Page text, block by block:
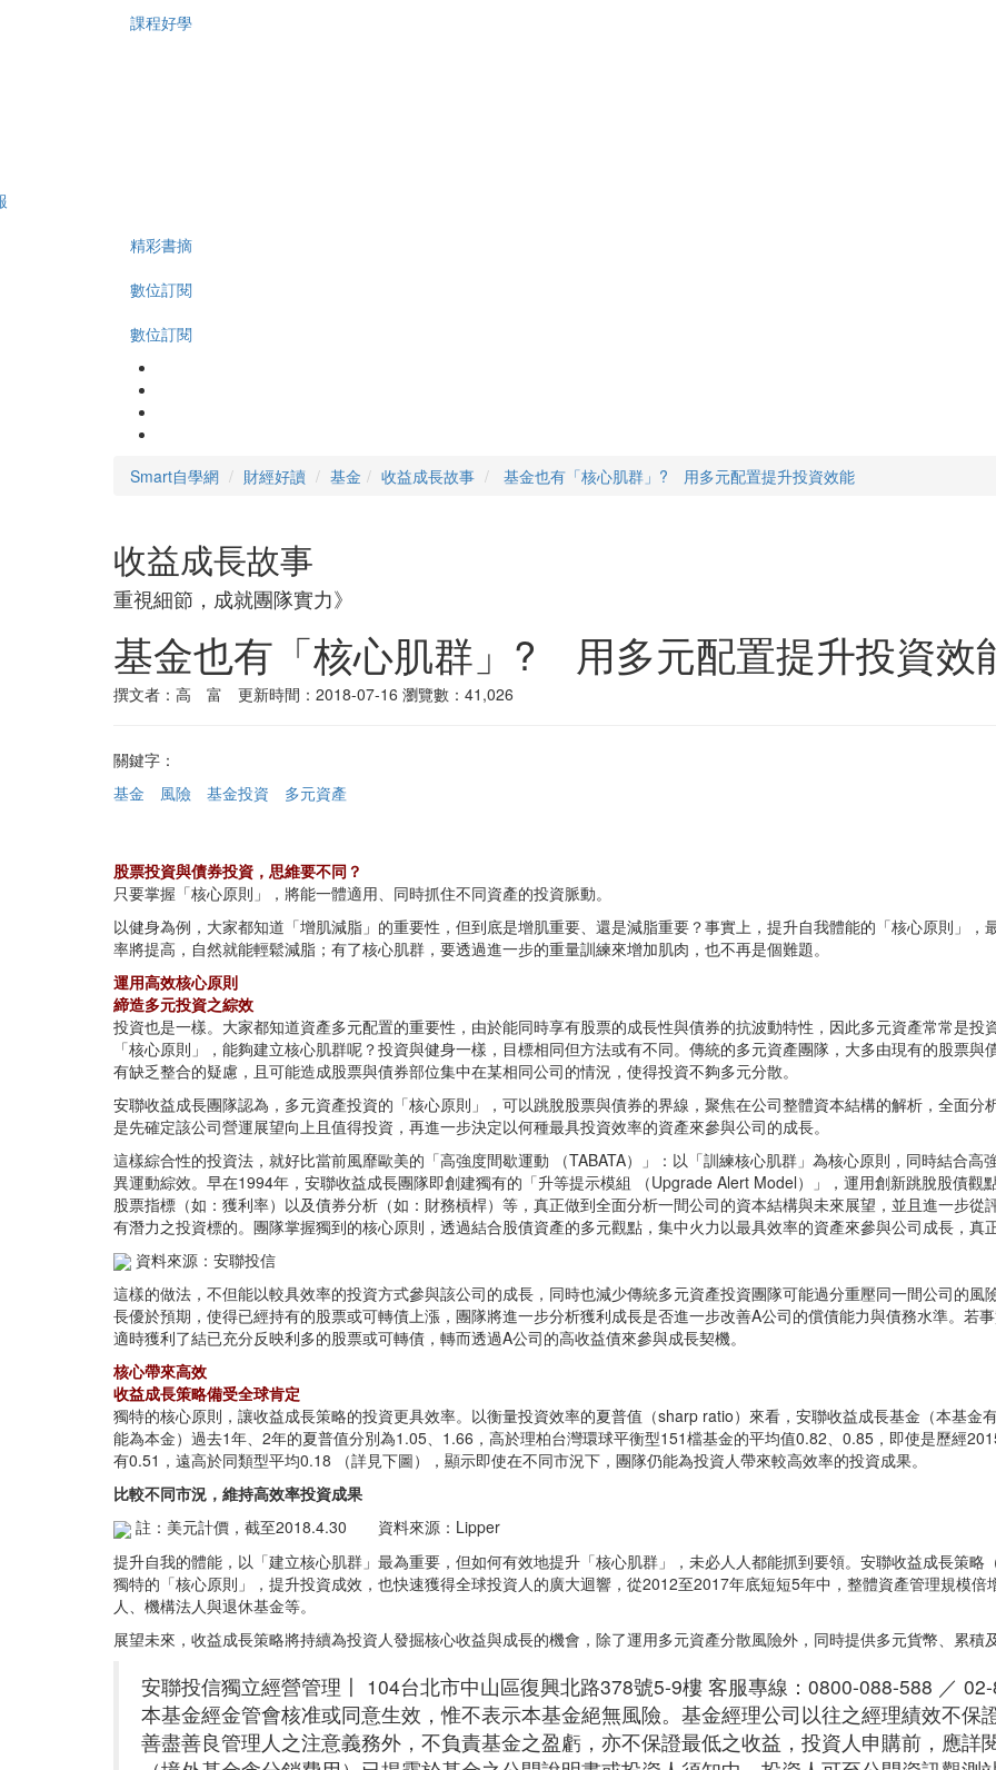
課程好學
精彩書摘
數位訂閱
數位訂閱
Smart自學網 財經好讀 基金 收益成長故事 基金也有「核心肌群」? 用多元配置提升投資效能
收益成長故事
重視細節，成就團隊實力》
基金也有「核心肌群」? 用多元配置提升投資效
撰文者：高 富 更新時間：2018-07-16 瀏覽數：41,026
關鍵字：
基金
風險 基金投資 多元資產
股票投資與債券投資，思維要不同？
只要掌握「核心原則」，將能一體適用、同時抓住不同資產的投資脈動。
以健身為例，大家都知道「增肌減脂」的重要性，但到底是增肌重要、還是減脂重要？事實上，提升自我體能的「核心原則」
率將提高，自然就能輕鬆減脂；有了核心肌群，要透過進一步的重量訓練來增加肌肉，也不再是個難題。
運用高效核心原則
締造多元投資之綜效
投資也是一樣。大家都知道資產多元配置的重要性，由於能同時享有股票的成長性與債券的抗波動特性，因此多元資產常常是
「核心原則」，能夠建立核心肌群呢？投資與健身一樣，目標相同但方法或有不同。傳統的多元資產團隊，大多由現有的股票
有缺乏整合的疑慮，且可能造成股票與債券部位集中在某相同公司的情況，使得投資不夠多元分散。
安聯收益成長團隊認為，多元資產投資的「核心原則」，可以跳脫股票與債券的界線，聚焦在公司整體資本結構的解析，全面
是先確定該公司營運展望向上且值得投資，再進一步決定以何種最具投資效率的資產來參與公司的成長。
這樣綜合性的投資法，就好比當前風靡歐美的「高強度間歇運動 （TABATA）」：以「訓練核心肌群」為核心原則，同時結合
異運動綜效。早在1994年，安聯收益成長團隊即創建獨有的「升等提示模組 （Upgrade Alert Model）」，運用創新跳脫股債觀
股票指標（如：獲利率）以及債券分析（如：財務槓桿）等，真正做到全面分析一間公司的資本結構與未來展望，並且進一步
有潛力之投資標的。團隊掌握獨到的核心原則，透過結合股債資產的多元觀點，集中火力以最具效率的資產來參與公司成長，真
資料來源：安聯投信
這樣的做法，不但能以較具效率的投資方式參與該公司的成長，同時也減少傳統多元資產投資團隊可能過分重壓同一間公司的
長優於預期，使得已經持有的股票或可轉債上漲，團隊將進一步分析獲利成長是否進一步改善A公司的償債能力與債務水準。若
適時獲利了結已充分反映利多的股票或可轉債，轉而透過A公司的高收益債來參與成長契機。
核心帶來高效
收益成長策略備受全球肯定
獨特的核心原則，讓收益成長策略的投資更具效率。以衡量投資效率的夏普值（sharp ratio）來看，安聯收益成長基金（本基金
能為本金）過去1年、2年的夏普值分別為1.05、1.66，高於理柏台灣環球平衡型151檔基金的平均值0.82、0.85，即使是歷經
有0.51，遠高於同類型平均0.18 （詳見下圖），顯示即使在不同市況下，團隊仍能為投資人帶來較高效率的投資成果。
比較不同市況，維持高效率投資成果
註：美元計價，截至2018.4.30 資料來源：Lipper
提升自我的體能，以「建立核心肌群」最為重要，但如何有效地提升「核心肌群」，未必人人都能抓到要領。安聯收益成長策
獨特的「核心原則」，提升投資成效，也快速獲得全球投資人的廣大迴響，從2012至2017年底短短5年中，整體資產管理規模
人、機構法人與退休基金等。
展望未來，收益成長策略將持續為投資人發掘核心收益與成長的機會，除了運用多元資產分散風險外，同時提供多元貨幣、累
安聯投信獨立經營管理〡 104台北市中山區復興北路378號5-9樓 客服專線：0800-088-588 ／
本基金經金管會核准或同意生效，惟不表示本基金絕無風險。基金經理公司以往之經理績效不保
善盡善良管理人之注意義務外，不負責基金之盈虧，亦不保證最低之收益，投資人申購前，應詳